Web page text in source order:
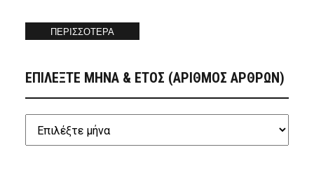
ΠΕΡΙΣΣΟΤΕΡΑ
ΕΠΙΛΕΞΤΕ ΜΗΝΑ & ΕΤΟΣ (ΑΡΙΘΜΟΣ ΑΡΘΡΩΝ)